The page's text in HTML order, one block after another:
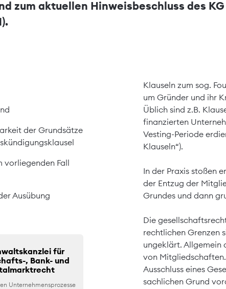
zum aktuellen Hinweisbeschluss des
der Grundsätze
vorliegenden Fall
Ausübung
für
, Bank- und
Unternehmensprozesse
Klauseln zum sog.
um Gründer und ihr
Üblich sind z.B.
finanzierten
Vesting-Periode
Klauseln“).
In der Praxis stoßen
der Entzug der
Grundes und dann
Die
rechtlichen Grenzen
ungeklärt. Allgemein
von
Ausschluss eines
sachlichen Grund